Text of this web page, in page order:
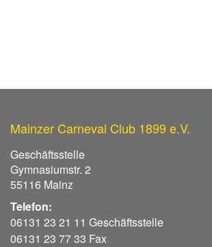
Mainzer Carneval Club 1899 e.V.
Geschäftsstelle
Gymnasiumstr. 2
55116 Mainz
Telefon:
06131 23 21 11 Geschäftsstelle
06131 23 77 33 Fax